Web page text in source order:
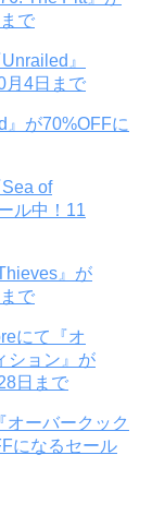
で
』が70%OFFに
』が
で
オーバークック
になるセール